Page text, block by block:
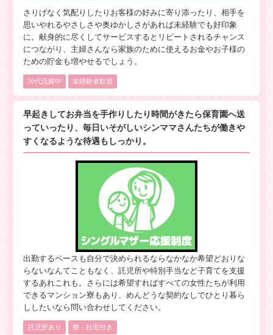
さりげなく気配りしたりお客様の好みに寄り添ったり、相手を
思いやれるやさしさや奥ゆかしさがあれば未経験でも好印象
に。献身的に尽くしてサービスするとリピートされるチャンス
につながり、主婦さんなら家族のために使えるお金やお子様の
ための貯金も増やせるでしょう。
30代活躍中 未経験者歓迎
早起きしてお弁当を手作りしたり時間がきたら保育園へ送
っていったり、毎日いそがしいシンママさんたちが働きや
すくなるような待遇もしっかり。
出勤するペースも自分で決められるならなかなか希望どおりな
らないなんてこともなく、託児所や特別手当など子育てを支援
するあれこれも。さらには希望すればすべての女性たちが利用
できるマンション寮もあり、めんどうな契約なしでひとり暮ら
ししたいなら問い合わせしてください。
託児所あり 寮・社宅付き